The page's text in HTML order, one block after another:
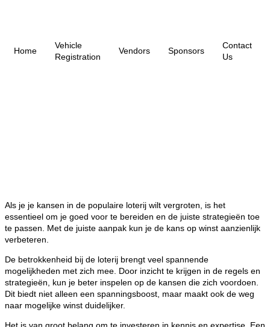
Home
Vehicle
Registration
Vendors Sponsors
Contact
Us
Als je je kansen in de populaire loterij wilt vergroten, is het
essentieel om je goed voor te bereiden en de juiste strategieën toe
te passen. Met de juiste aanpak kun je de kans op winst aanzienlijk
verbeteren.
De betrokkenheid bij de loterij brengt veel spannende
mogelijkheden met zich mee. Door inzicht te krijgen in de regels en
strategieën, kun je beter inspelen op de kansen die zich voordoen.
Dit biedt niet alleen een spanningsboost, maar maakt ook de weg
naar mogelijke winst duidelijker.